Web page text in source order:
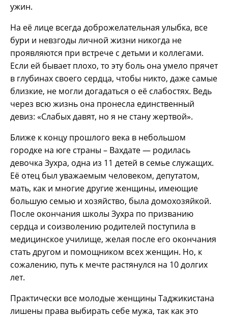
ужин.
На её лице всегда доброжелательная улыбка, все
бури и невзгоды личной жизни никогда не
проявляются при встрече с детьми и коллегами.
Если ей бывает плохо, то эту боль она умело прячет
в глубинах своего сердца, чтобы никто, даже самые
близкие, не могли догадаться о её слабостях. Ведь
через всю жизнь она пронесла единственный
девиз: «Слабых давят, но я не стану жертвой».
Ближе к концу прошлого века в небольшом
городке на юге страны – Вахдате — родилась
девочка Зухра, одна из 11 детей в семье служащих.
Её отец был уважаемым человеком, депутатом,
мать, как и многие другие женщины, имеющие
большую семью и хозяйство, была домохозяйкой.
После окончания школы Зухра по призванию
сердца и соизволению родителей поступила в
медицинское училище, желая после его окончания
стать другом и помощником всех женщин. Но, к
сожалению, путь к мечте растянулся на 10 долгих
лет.
Практически все молодые женщины Таджикистана
лишены права выбирать себе мужа, так как это